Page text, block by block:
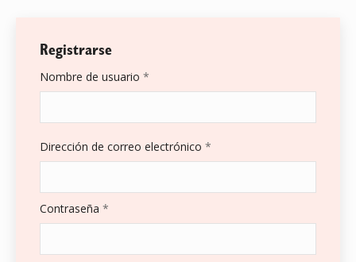
Registrarse
Nombre de usuario *
Dirección de correo electrónico *
Contraseña *